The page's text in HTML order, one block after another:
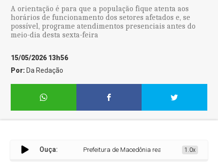
A orientação é para que a população fique atenta aos
horários de funcionamento dos setores afetados e, se
possível, programe atendimentos presenciais antes do
meio-dia desta sexta-feira
15/05/2026 13h56
Por: Da Redação
Ouça: Prefeitura de Macedônia realiza dedetização em
1.0x